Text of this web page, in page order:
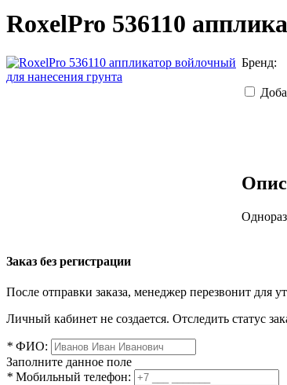
RoxelPro 536110
Бренд:
Заказ без регистрации
После отправки заказа, менеджер перезвонит для
Личный кабинет не создается. Отследить статус
* ФИО:
Заполните данное поле
* Мобильный телефон: